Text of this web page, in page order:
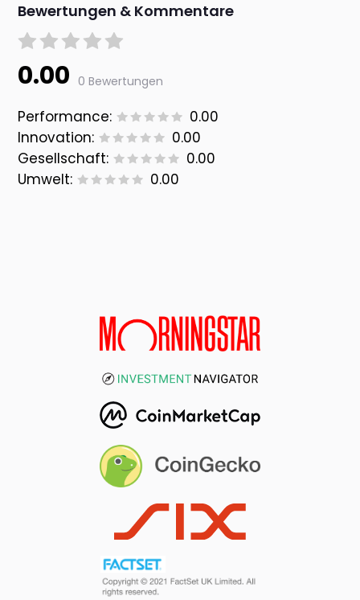
Bewertungen & Kommentare
0.00 0 Bewertungen
Performance:
0.00
Innovation:
0.00
Gesellschaft:
0.00
Umwelt:
0.00